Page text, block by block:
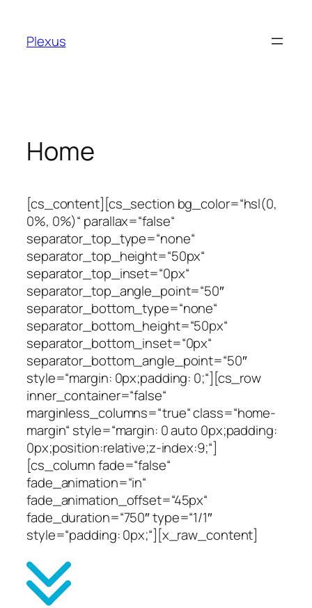
springen
Plexus
Home
[cs_content][cs_section bg_color=“hsl(0,
0%, 0%)“ parallax=“false“
separator_top_type=“none“
separator_top_height=“50px“
separator_top_inset=“0px“
separator_top_angle_point=“50″
separator_bottom_type=“none“
separator_bottom_height=“50px“
separator_bottom_inset=“0px“
separator_bottom_angle_point=“50″
style=“margin: 0px;padding: 0;“][cs_row
inner_container=“false“
marginless_columns=“true“ class=“home-
margin“ style=“margin: 0 auto 0px;padding:
0px;position:relative;z-index:9;“]
[cs_column fade=“false“
fade_animation=“in“
fade_animation_offset=“45px“
fade_duration=“750″ type=“1/1″
style=“padding: 0px;“][x_raw_content]